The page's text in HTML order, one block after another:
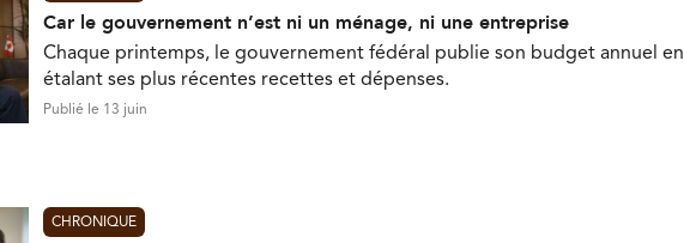
Car le gouvernement n’est ni un ménage, ni une entreprise
Chaque printemps, le gouvernement fédéral publie son budget annuel en
étalant ses plus récentes recettes et dépenses.
Publié le 13 juin
CHRONIQUE